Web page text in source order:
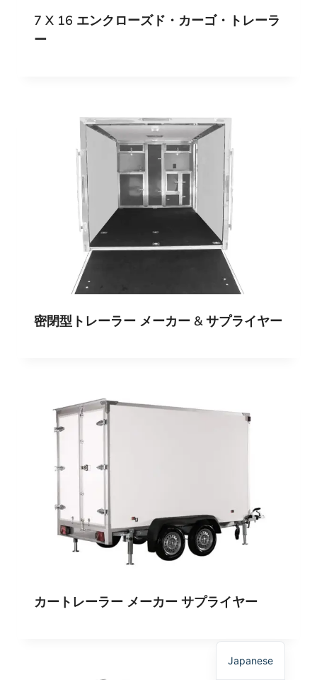
7 X 16 エンクローズド・カーゴ・トレーラ
ー
密閉型トレーラー メーカー & サプライヤー
カートレーラー メーカー サプライヤー
Japanese
Russian
Polish